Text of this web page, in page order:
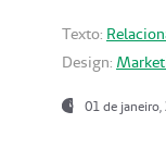
Texto:
Design:
01 de janeiro,